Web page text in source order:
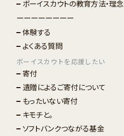
ボーイスカウトの教育方法・理念
ーーーーーーーー
体験する
よくある質問
ボーイスカウトを応援したい
寄付
遺贈によるご寄付について
もったいない寄付
キモチと。
ソフトバンクつながる基金